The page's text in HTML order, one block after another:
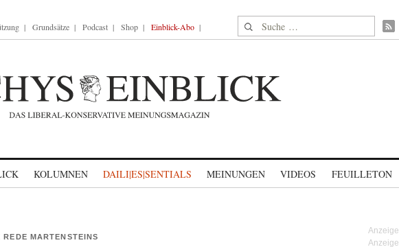
Grundsätze Podcast Shop Einblick-Abo Suche nach:
KOLUMNEN DAILI|ES|SENTIALS MEINUNGEN VIDEOS FEUILLETON
MARTENSTEINS